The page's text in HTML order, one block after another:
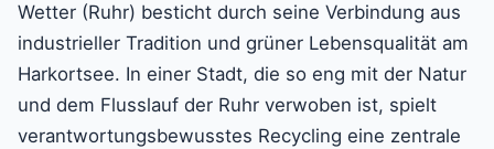
Wetter (Ruhr) besticht durch seine Verbindung aus
industrieller Tradition und grüner Lebensqualität am
Harkortsee. In einer Stadt, die so eng mit der Natur
und dem Flusslauf der Ruhr verwoben ist, spielt
verantwortungsbewusstes Recycling eine zentrale